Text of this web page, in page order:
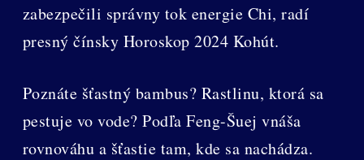
zabezpečili správny tok energie Chi, radí
presný čínsky Horoskop 2024 Kohút.
Poznáte šťastný bambus? Rastlinu, ktorá sa
pestuje vo vode? Podľa Feng-Šuej vnáša
rovnováhu a šťastie tam, kde sa nachádza.